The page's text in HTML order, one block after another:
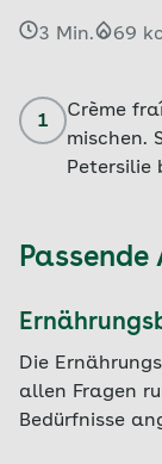
3 Min. 69
1
Crème
mischen.
Petersilie
Passende
Die
allen Fragen
Bedürfnisse